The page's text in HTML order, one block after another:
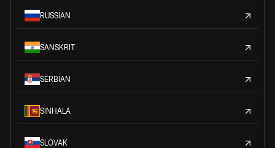
RUSSIAN
SANSKRIT
SERBIAN
SINHALA
SLOVAK